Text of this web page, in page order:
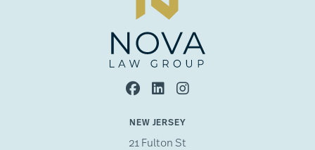
NEW JERSEY
21 Fulton St